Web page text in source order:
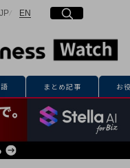
システムです。
JP日本語
ENEnglish
検索する
まとめ記事 お